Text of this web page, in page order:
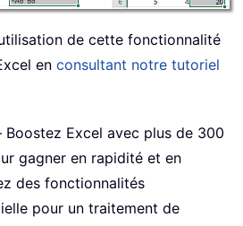
de cette fonctionnalité
en consultant notre tutoriel
Boostez Excel avec plus de 300
gagner en rapidité et en
des fonctionnalités
pour un traitement de